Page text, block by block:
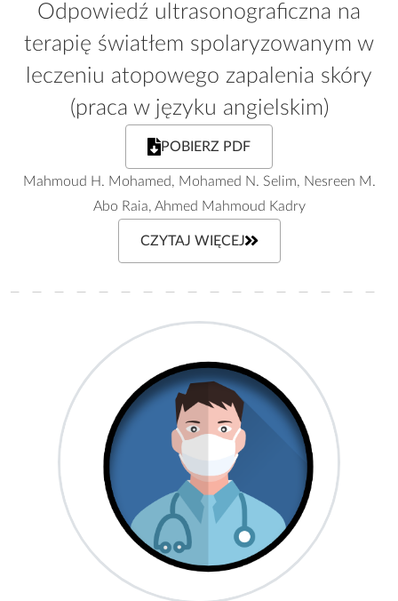
Odpowiedź ultrasonograficzna na
terapię światłem spolaryzowanym w
leczeniu atopowego zapalenia skóry
(praca w języku angielskim)
POBIERZ PDF
Mahmoud H. Mohamed, Mohamed N. Selim, Nesreen M.
Abo Raia, Ahmed Mahmoud Kadry
CZYTAJ WIĘCEJ